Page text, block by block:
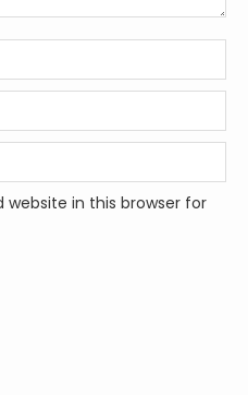
website in this browser for